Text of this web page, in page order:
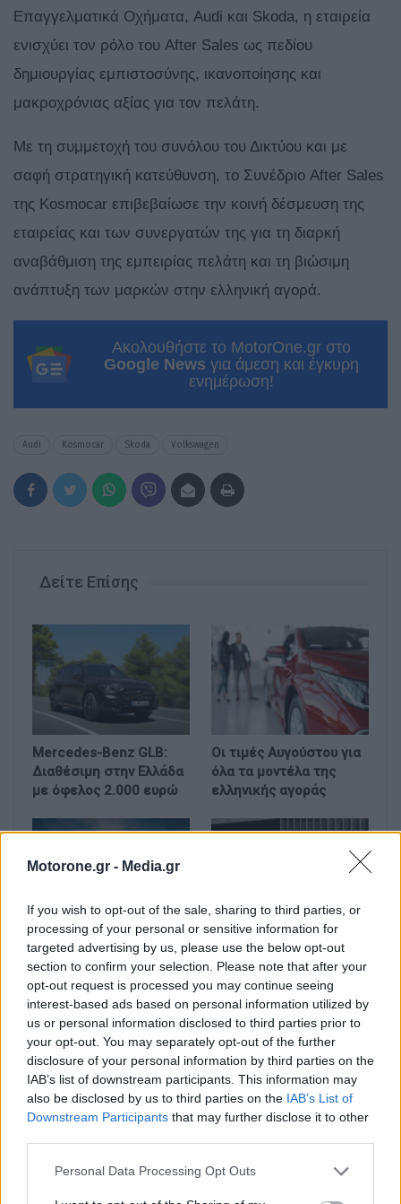
Motorone.gr - Media.gr
If you wish to opt-out of the sale, sharing to third parties, or
processing of your personal or sensitive information for
targeted advertising by us, please use the below opt-out
section to confirm your selection. Please note that after your
opt-out request is processed you may continue seeing
interest-based ads based on personal information utilized by
us or personal information disclosed to third parties prior to
your opt-out. You may separately opt-out of the further
disclosure of your personal information by third parties on the
IAB’s list of downstream participants. This information may
also be disclosed by us to third parties on the IAB’s List of
Downstream Participants that may further disclose it to other
Personal Data Processing Opt Outs
Επαγγελματικά Οχήματα, Audi και Skoda, η εταιρεία
ενισχύει τον ρόλο του After Sales ως πεδίου
δημιουργίας εμπιστοσύνης, ικανοποίησης και
μακροχρόνιας αξίας για τον πελάτη.
Με τη συμμετοχή του συνόλου του Δικτύου και με
σαφή στρατηγική κατεύθυνση, το Συνέδριο After Sales
της Kosmocar επιβεβαίωσε την κοινή δέσμευση της
εταιρείας και των συνεργατών της για τη διαρκή
αναβάθμιση της εμπειρίας πελάτη και τη βιώσιμη
ανάπτυξη των μαρκών στην ελληνική αγορά.
Ακολουθήστε το MotorOne.gr στο
Google News για άμεση και έγκυρη
ενημέρωση!
Audi Kosmocar Skoda Volkswagen
Δείτε Επίσης
Mercedes-Benz GLB:
Διαθέσιμη στην Ελλάδα
με όφελος 2.000 ευρώ
Οι τιμές Αυγούστου για
όλα τα μοντέλα της
ελληνικής αγοράς
Leapmotor T03:
Διαθέσιμο με νέα,
μειωμένη τιμή, από
16.190 ευρώ
e-νημερώσου 2026 –
GAC Aion UT: Compact
ηλεκτρικό hatchback
με 204 ίππους